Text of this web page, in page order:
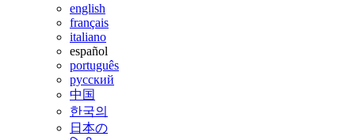
english
français
italiano
español
português
русский
中国
한국의
日本の